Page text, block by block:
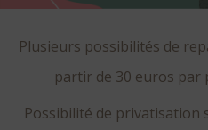
Plusieurs possibilités de
partir de 30 euros par
Possibilité de privatisation